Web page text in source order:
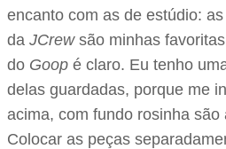
encanto com as de estúdio:
da JCrewsão minhas
do Goop é claro. Eu tenho
delas guardadas, porque me
acima, com fundo rosinha são
Colocar as peças